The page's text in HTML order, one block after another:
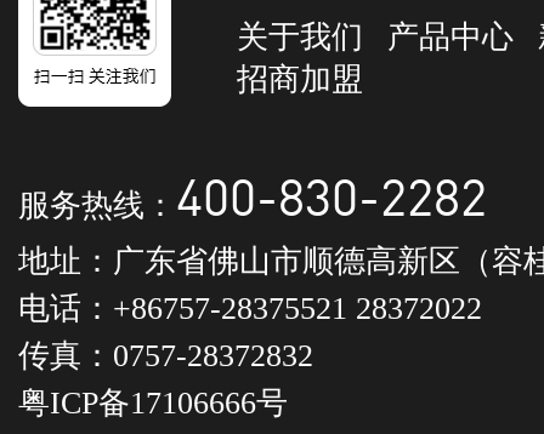
关于我们 产品中心
招商加盟
服务热线： 400-830-2282
地址：广东省佛山市顺德高新区（容
电话：+86757-28375521 28372022
传真：0757-28372832
粤ICP备17106666号